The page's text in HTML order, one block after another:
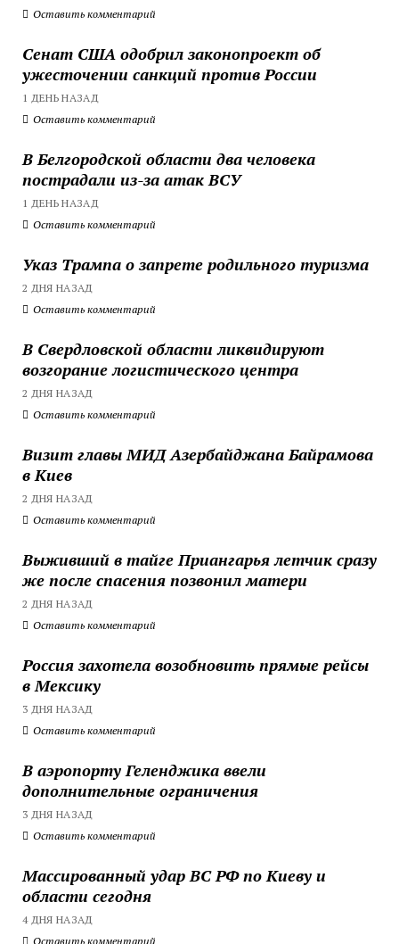
Оставить комментарий
Сенат США одобрил законопроект об
ужесточении санкций против России
1 ДЕНЬ НАЗАД
Оставить комментарий
В Белгородской области два человека
пострадали из-за атак ВСУ
1 ДЕНЬ НАЗАД
Оставить комментарий
Указ Трампа о запрете родильного туризма
2 ДНЯ НАЗАД
Оставить комментарий
В Свердловской области ликвидируют
возгорание логистического центра
2 ДНЯ НАЗАД
Оставить комментарий
Визит главы МИД Азербайджана Байрамова
в Киев
2 ДНЯ НАЗАД
Оставить комментарий
Выживший в тайге Приангарья летчик сразу
же после спасения позвонил матери
2 ДНЯ НАЗАД
Оставить комментарий
Россия захотела возобновить прямые рейсы
в Мексику
3 ДНЯ НАЗАД
Оставить комментарий
В аэропорту Геленджика ввели
дополнительные ограничения
3 ДНЯ НАЗАД
Оставить комментарий
Массированный удар ВС РФ по Киеву и
области сегодня
4 ДНЯ НАЗАД
Оставить комментарий